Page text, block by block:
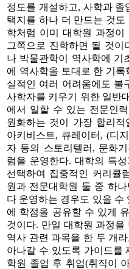
정도를 개설하고, 사학과
택지를 하나 더 만드는 것
학처럼 이미 대학원 과정이
그쪽으로 진학하면 될 것이
나 박물관학이 역사학에 기
에 역사학을 토대로 한 기
실적인 여러 어려움에도 불
사학자를 키우기 위한 일반
에서 일할 수 있는 전문인
원화하는 것이 가장 합리
아키비스트, 큐레이터, (디
자 등의 스토리텔러, 문화
럼을 운영한다. 대학의 특
선택하여 집중적인 커리큘
원과 전문대학원 둘 중 하
다 운영하는 경우도 있을 수
에 학점을 공유할 수 있게
것이다. 만일 대학원 과정
역사 관련 과목을 한 두 개
아나갈 수 있도록 가이드를
학원 졸업 후 취업(취직이